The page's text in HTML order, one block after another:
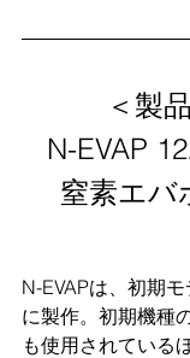
＜製
N-EVAP
窒素エバ
N-EVAPは、初期
に製作。初期機種
も使用されている